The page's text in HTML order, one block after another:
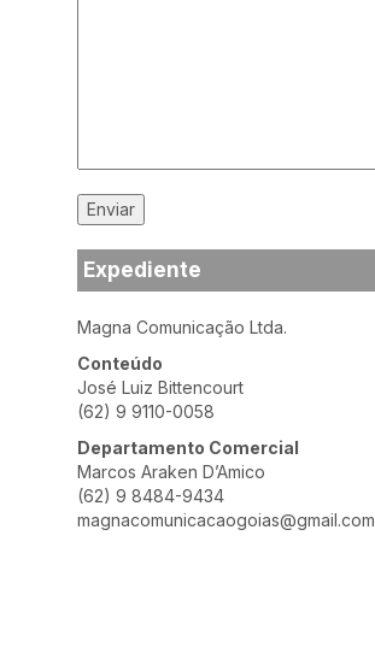
Expediente
Magna Comunicação Ltda.
Conteúdo
José Luiz Bittencourt
(62) 9 9110-0058
Departamento Comercial
Marcos Araken D’Amico
(62) 9 8484-9434
magnacomunicacaogoias@gmail.com